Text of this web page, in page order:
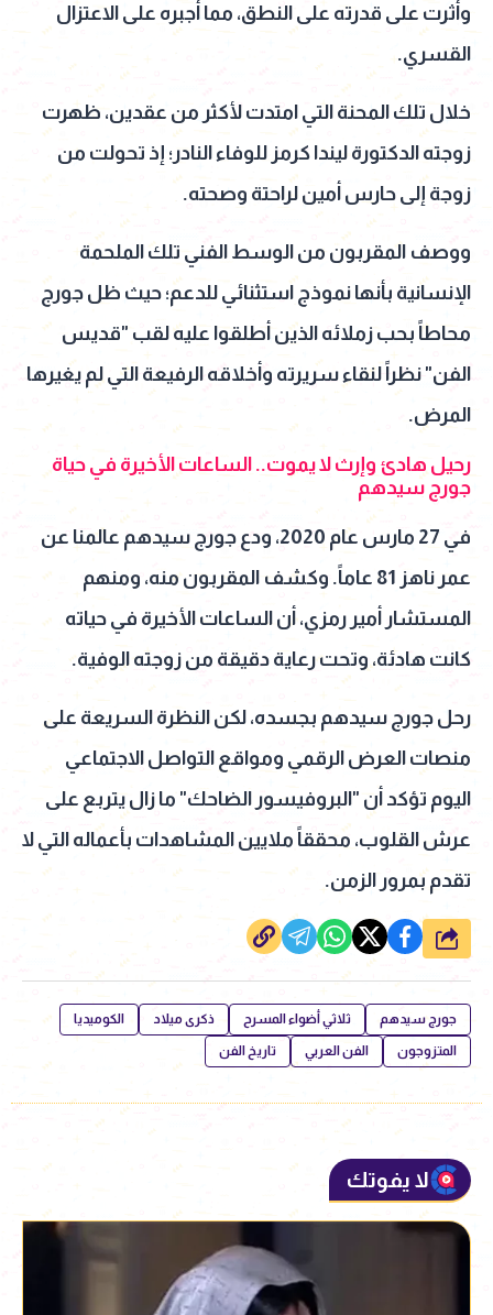
وأثرت على قدرته على النطق، مما أجبره على الاعتزال
القسري.
خلال تلك المحنة التي امتدت لأكثر من عقدين، ظهرت
زوجته الدكتورة ليندا كرمز للوفاء النادر؛ إذ تحولت من
زوجة إلى حارس أمين لراحتة وصحته.
ووصف المقربون من الوسط الفني تلك الملحمة
الإنسانية بأنها نموذج استثنائي للدعم؛ حيث ظل جورج
محاطاً بحب زملائه الذين أطلقوا عليه لقب "قديس
الفن" نظراً لنقاء سريرته وأخلاقه الرفيعة التي لم يغيرها
المرض.
رحيل هادئ وإرث لا يموت.. الساعات الأخيرة في حياة
جورج سيدهم
في 27 مارس عام 2020، ودع جورج سيدهم عالمنا عن
عمر ناهز 81 عاماً. وكشف المقربون منه، ومنهم
المستشار أمير رمزي، أن الساعات الأخيرة في حياته
كانت هادئة، وتحت رعاية دقيقة من زوجته الوفية.
رحل جورج سيدهم بجسده، لكن النظرة السريعة على
منصات العرض الرقمي ومواقع التواصل الاجتماعي
اليوم تؤكد أن "البروفيسور الضاحك" ما زال يتربع على
عرش القلوب، محققاً ملايين المشاهدات بأعماله التي لا
تقدم بمرور الزمن.
شارك
جورج سيدهم ثلاثي أضواء المسرح ذكرى ميلاد الكوميديا
المتزوجون الفن العربي تاريخ الفن
لا يفوتك